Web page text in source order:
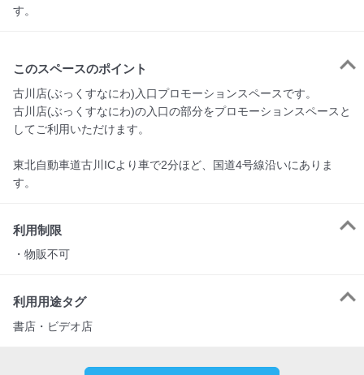
す。
このスペースのポイント
古川店(ぶっくすなにわ)入口プロモーションスペースです。
古川店(ぶっくすなにわ)の入口の部分をプロモーションスペースと
してご利用いただけます。
東北自動車道古川ICより車で2分ほど、国道4号線沿いにありま
す。
利用制限
利用用途タグ
書店・ビデオ店